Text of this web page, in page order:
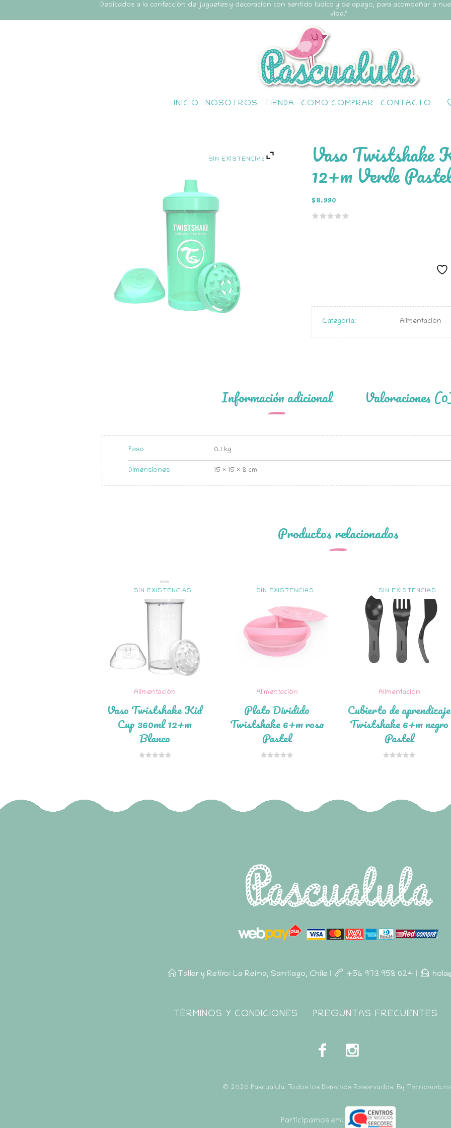
"Dedicados a la confección de juguetes y decoración con sentido lúdico y de apego, para acompañar a
vida."
INICIO NOSOTROS TIENDA COMO COMPRAR CONTACTO
SIN EXISTENCIAS Vaso Twistshake
12+m Verde
$8.990
Categoría: Alimentación
Información adicional Valoraciones
Peso 0.1 kg
Dimensiones 15 × 15 × 8 cm
Productos relacionados
SIN EXISTENCIAS
Alimentación
Vaso Twistshake Kid
Cup 360ml 12+m
Blanco
SIN EXISTENCIAS
Alimentación
Plato Dividido
Twistshake 6+m rosa
Pastel
SIN EXISTENCIAS
Alimentación
Cubierto de aprendizaje
Twistshake 6+m negro
Pastel
Taller y Retiro: La Reina, Santiago, Chile | +56 973 958 024 |
TÉRMINOS Y CONDICIONES PREGUNTAS FRECUENTES
© 2020 Pascualula. Todos los Derechos Reservados. By
Participamos en: